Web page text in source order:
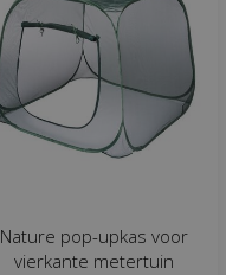
Nature pop-upkas voor
vierkante metertuin